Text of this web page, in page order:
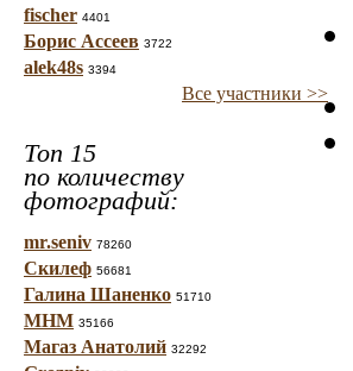
fischer 4401
Борис Ассеев 3722
alek48s 3394
Все участники >>
Топ 15
по количеству
фотографий:
mr.seniv 78260
Скилеф 56681
Галина Шаненко 51710
МНМ 35166
Магаз Анатолий 32292